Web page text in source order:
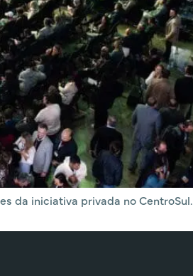
da iniciativa privada no CentroSul.